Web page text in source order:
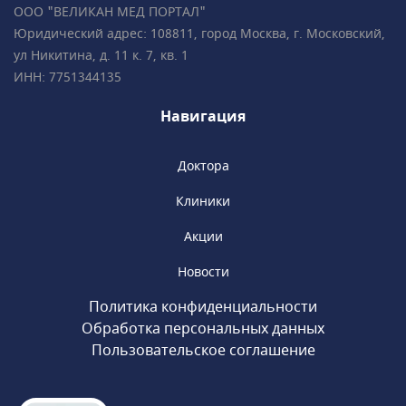
систем, элайнеров, съемных и несъемных
ортодонтических аппаратов.Все
специалисты клиники обладают
многолетним опытом успешной работы
и современным взглядом на медицину.
ООО "ВЕЛИКАН МЕД ПОРТАЛ"
Юридический адрес: 108811, город Москва, г. Московский,
ул Никитина, д. 11 к. 7, кв. 1
ИНН: 7751344135
Навигация
Доктора
Клиники
Акции
Новости
Политика конфиденциальности
Обработка персональных данных
Пользовательское соглашение